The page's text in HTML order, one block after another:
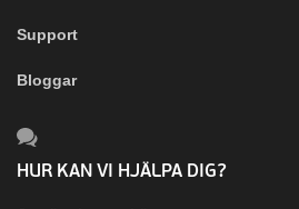
Support
Bloggar
HUR KAN VI HJÄLPA DIG?